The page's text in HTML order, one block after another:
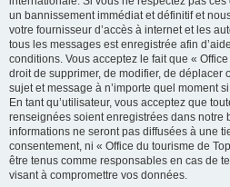
un bannissement immédiat et définitif et
votre fournisseur d’accès à internet et les
tous les messages est enregistrée afin
conditions. Vous acceptez le fait que «
droit de supprimer, de modifier, de déplacer
sujet et message à n’importe quel moment
En tant qu’utilisateur, vous acceptez que
renseignées soient enregistrées dans notre
informations ne seront pas diffusées à une
consentement, ni « Office du tourisme de
être tenus comme responsables en cas de
visant à compromettre vos données.